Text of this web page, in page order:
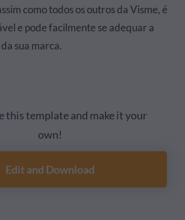
como todos os outros da Visme, é
e pode facilmente se adequar a
sua marca.
this template and make it your
own!
Edit and Download